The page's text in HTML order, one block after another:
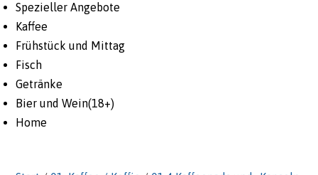
Spezieller Angebote
Kaffee
Frühstück und Mittag
Fisch
Getränke
Bier und Wein(18+)
Home